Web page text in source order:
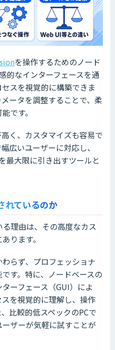
を操作するためのノード
的なインターフェースを通
スを視覚的に構築できま
ータを調整することで、柔
です。
く、カスタマイズも容易で
広いユーザーに対応し、
大限に引き出すツールと
れているのか
理由は、その高度なカス
ります。
らず、プロフェッショナ
す。特に、ノードベースの
ーフェース（GUI）によ
を視覚的に理解し、操作
比較的低スペックのPCで
ザーが気軽に試すことが